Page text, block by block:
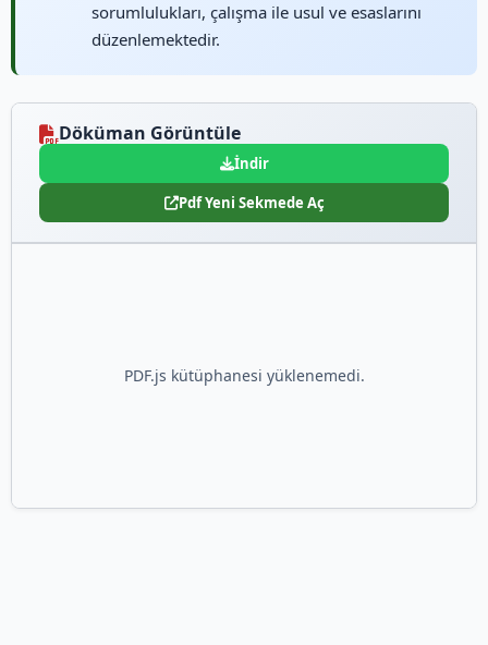
sorumlulukları, çalışma ile usul ve esaslarını
düzenlemektedir.
Döküman Görüntüle
İndir
Pdf Yeni Sekmede Aç
PDF.js kütüphanesi yüklenemedi.